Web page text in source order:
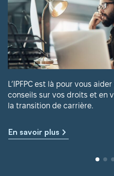
L’IPFPC est là pour vous
conseils sur vos droits et en
la transition de carrière.
En savoir plus